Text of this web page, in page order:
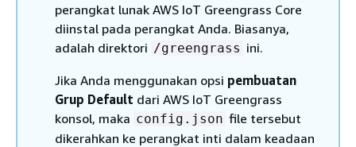
perangkat lunak AWS IoT Greengrass Core
diinstal pada perangkat Anda. Biasanya,
adalah direktori /greengrass ini.
Jika Anda menggunakan opsi pembuatan
Grup Default dari AWS IoT Greengrass
konsol, maka config.json file tersebut
dikerahkan ke perangkat inti dalam keadaan